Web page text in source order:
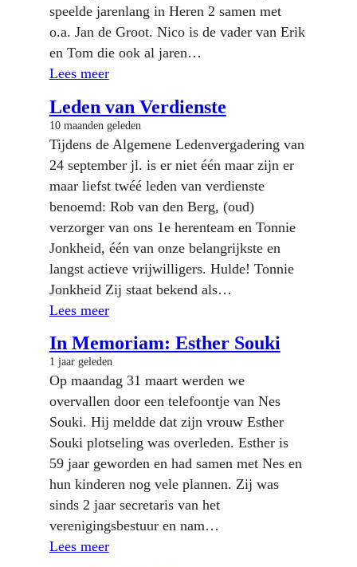
speelde jarenlang in Heren 2 samen met
o.a. Jan de Groot. Nico is de vader van Erik
en Tom die ook al jaren…
Lees meer
Leden van Verdienste
10 maanden geleden
Tijdens de Algemene Ledenvergadering van
24 september jl. is er niet één maar zijn er
maar liefst twéé leden van verdienste
benoemd: Rob van den Berg, (oud)
verzorger van ons 1e herenteam en Tonnie
Jonkheid, één van onze belangrijkste en
langst actieve vrijwilligers. Hulde! Tonnie
Jonkheid Zij staat bekend als…
Lees meer
In Memoriam: Esther Souki
1 jaar geleden
Op maandag 31 maart werden we
overvallen door een telefoontje van Nes
Souki. Hij meldde dat zijn vrouw Esther
Souki plotseling was overleden. Esther is
59 jaar geworden en had samen met Nes en
hun kinderen nog vele plannen. Zij was
sinds 2 jaar secretaris van het
verenigingsbestuur en nam…
Lees meer